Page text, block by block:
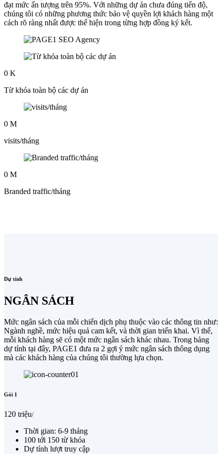
đạt mức ấn tượng trên 95%. Với những dự án chưa đúng tiến độ,
chúng tôi có những phương thức bảo vệ quyền lợi khách hàng một
cách rõ ràng nhất được thể hiện trong từng hợp đồng ký kết.
0 K
Từ khóa toàn bộ các dự án
0 M
visits/tháng
0 M
Branded traffic/tháng
Dự tính
NGÂN SÁCH
Mức ngân sách của mỗi chiến dịch phụ thuộc vào các thông tin như:
Ngành nghề, mức hiệu quả cam kết, và thời gian triển khai. Vì thế,
mỗi khách hàng sẽ có một mức ngân sách khác nhau. Trong bảng
dự tính tại đây, PAGE1 đưa ra 2 gợi ý mức ngân sách thông dụng
mà các khách hàng của chúng tôi thường lựa chọn.
Gói 1
120 triệu/
Thời gian: 6-9 tháng
100 tới 150 từ khóa
Dự tính lượt truy cập